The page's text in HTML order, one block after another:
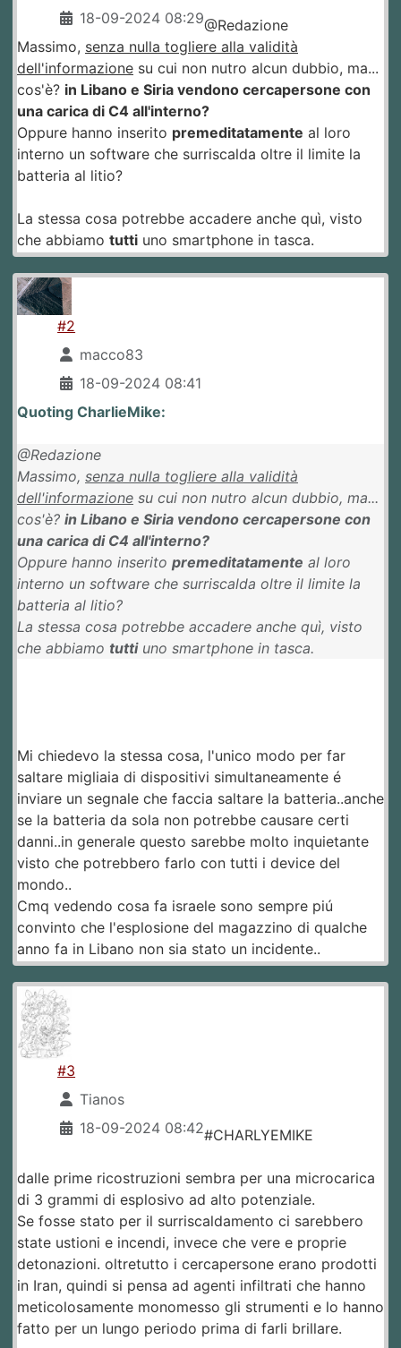
18-09-2024 08:29@Redazione
Massimo, senza nulla togliere alla validità
dell'informazione su cui non nutro alcun dubbio, ma...
cos'è? in Libano e Siria vendono cercapersone con
una carica di C4 all'interno?
Oppure hanno inserito premeditatamente al loro
interno un software che surriscalda oltre il limite la
batteria al litio?
La stessa cosa potrebbe accadere anche quì, visto
che abbiamo tutti uno smartphone in tasca.
#2
macco83
18-09-2024 08:41
Quoting CharlieMike:
@Redazione
Massimo, senza nulla togliere alla validità
dell'informazione su cui non nutro alcun dubbio, ma...
cos'è? in Libano e Siria vendono cercapersone con
una carica di C4 all'interno?
Oppure hanno inserito premeditatamente al loro
interno un software che surriscalda oltre il limite la
batteria al litio?
La stessa cosa potrebbe accadere anche quì, visto
che abbiamo tuttiuno smartphone in tasca.
Mi chiedevo la stessa cosa, l'unico modo per far
saltare migliaia di dispositivi simultaneamente é
inviare un segnale che faccia saltare la batteria..anche
se la batteria da sola non potrebbe causare certi
danni..in generale questo sarebbe molto inquietante
visto che potrebbero farlo con tutti i device del
mondo..
Cmq vedendo cosa fa israele sono sempre piú
convinto che l'esplosione del magazzino di qualche
anno fa in Libano non sia stato un incidente..
#3
Tianos
18-09-2024 08:42#CHARLYEMIKE
dalle prime ricostruzioni sembra per una microcarica
di 3 grammi di esplosivo ad alto potenziale.
Se fosse stato per il surriscaldamento ci sarebbero
state ustioni e incendi, invece che vere e proprie
detonazioni. oltretutto i cercapersone erano prodotti
in Iran, quindi si pensa ad agenti infiltrati che hanno
meticolosamente monomesso gli strumenti e lo hanno
fatto per un lungo periodo prima di farli brillare.